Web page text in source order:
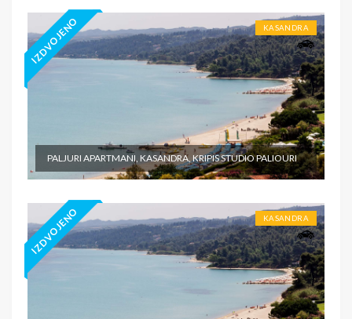
IZDVOJENO KASANDRA
PALJURI APARTMANI, KASANDRA, KRIPIS STUDIO PALIOURI
IZDVOJENO KASANDRA